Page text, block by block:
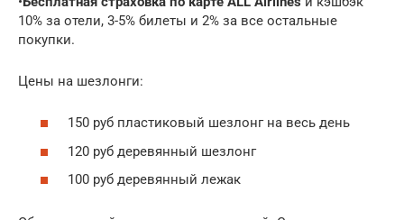
10% за отели, 3-5% билеты и 2% за все остальные
покупки.
Цены на шезлонги:
150 руб пластиковый шезлонг на весь день
120 руб деревянный шезлонг
100 руб деревянный лежак